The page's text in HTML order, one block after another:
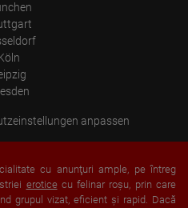
anpassen
cu anunţuri ample, pe întreg
eroticecu felinar roşu, prin care
grupul vizat, eficient şi rapid. Dacă